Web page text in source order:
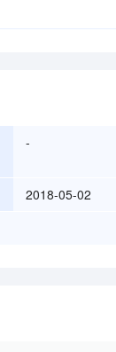
-
2018-05-02